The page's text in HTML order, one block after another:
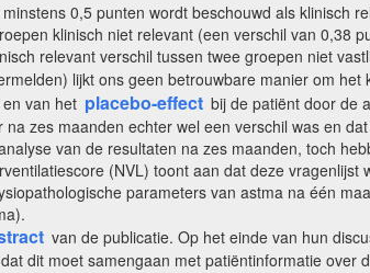
0,5 punten wordt beschouwd als klinisch
klinisch niet relevant (een verschil van 0,38
relevant verschil tussen twee groepen niet
lijkt ons geen betrouwbare manier om
van het placebo-effect bij de patiënt door de
zes maanden echter wel een verschil was en
van de resultaten na zes maanden, toch
(NVL) toont aan dat deze
parameters van astma na één
van de publicatie. Op het einde van hun
dit moet samengaan met patiëntinformatie over